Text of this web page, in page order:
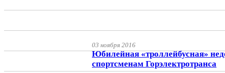
03 ноября 2016
Юбилейная «троллейбусная»
спортсменам Горэлектротранса